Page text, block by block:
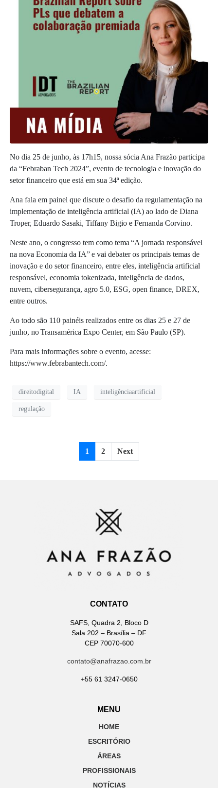
No dia 25 de junho, às 17h15, nossa sócia Ana Frazão participa
da “Febraban Tech 2024”, evento de tecnologia e inovação do
setor financeiro que está em sua 34ª edição.
Ana fala em painel que discute o desafio da regulamentação na
implementação de inteligência artificial (IA) ao lado de Diana
Troper, Eduardo Sasaki, Tiffany Bigio e Fernanda Corvino.
Neste ano, o congresso tem como tema “A jornada responsável
na nova Economia da IA” e vai debater os principais temas de
inovação e do setor financeiro, entre eles, inteligência artificial
responsável, economia tokenizada, inteligência de dados,
nuvem, cibersegurança, agro 5.0, ESG, open finance, DREX,
entre outros.
Ao todo são 110 painéis realizados entre os dias 25 e 27 de
junho, no Transamérica Expo Center, em São Paulo (SP).
Para mais informações sobre o evento, acesse:
https://www.febrabantech.com/.
direitodigital IA inteligênciaartificial
regulação
1 2 Next
CONTATO
SAFS, Quadra 2, Bloco D
Sala 202 – Brasília – DF
CEP 70070-600
contato@anafrazao.com.br
+55 61 3247-0650
MENU
HOME
ESCRITÓRIO
ÁREAS
PROFISSIONAIS
NOTÍCIAS